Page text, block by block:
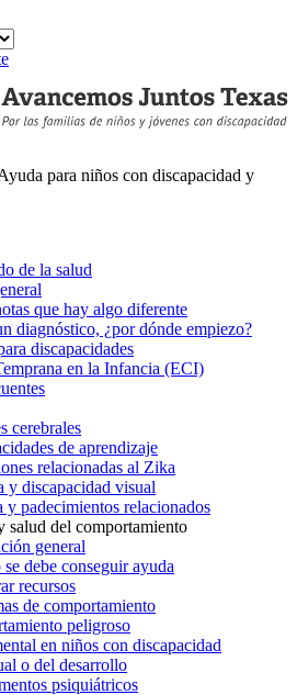
para niños con discapacidad y
de la salud
que hay algo diferente
diagnóstico, ¿por dónde empiezo?
discapacidades
en la Infancia (ECI)
cerebrales
de aprendizaje
relacionadas al Zika
y discapacidad visual
y padecimientos relacionados
salud del comportamiento
general
debe conseguir ayuda
recursos
de comportamiento
peligroso
en niños con discapacidad
o del desarrollo
psiquiátricos